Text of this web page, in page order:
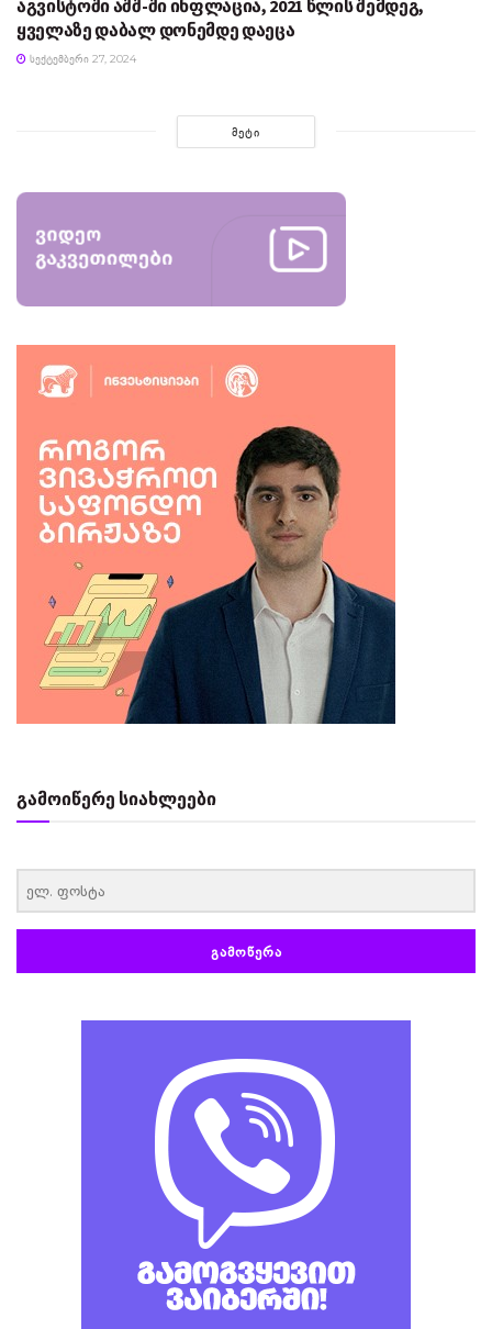
აგვისტოში აშშ-ში ინფლაცია, 2021 წლის შემდეგ,
ყველაზე დაბალ დონემდე დაეცა
ᲡᲔᲥᲢᲔᲛᲑᲔᲠᲘ 27, 2024
ᲛᲔᲢᲘ
გამოიწერე სიახლეები
ᲒᲐᲛᲝᲬᲔᲠᲐ